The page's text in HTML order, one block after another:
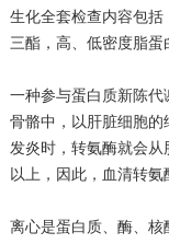
生化全套检查内容包
三酯，高、低密度脂
一种参与蛋白质新陈
骨骼中，以肝脏细胞
发炎时，转氨酶就会
以上，因此，血清转
离心是蛋白质、酶、